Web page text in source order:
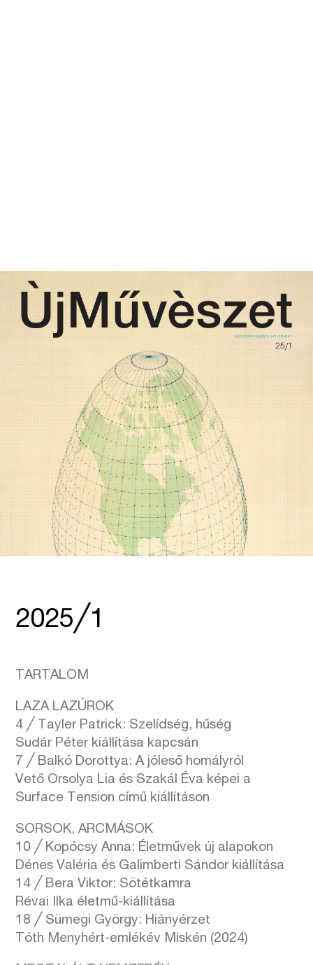
2025╱1
TARTALOM
LAZA LAZÚROK
4 ╱ Tayler Patrick: Szelídség, hűség
Sudár Péter kiállítása kapcsán
7 ╱ Balkó Dorottya: A jóleső homályról
Vető Orsolya Lia és Szakál Éva képei a
Surface Tension című kiállításon
SORSOK, ARCMÁSOK
10 ╱ Kopócsy Anna: Életművek új alapokon
Dénes Valéria és Galimberti Sándor kiállítása
14 ╱ Bera Viktor: Sötétkamra
Révai Ilka életmű-kiállítása
18 ╱ Sümegi György: Hiányérzet
Tóth Menyhért-emlékév Miskén (2024)